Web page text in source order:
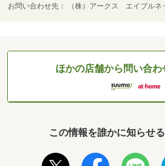
お問い合わせ先 （株）アークス エイブルネ
ほかの店舗から問い合わ
この情報を誰かに知らせ